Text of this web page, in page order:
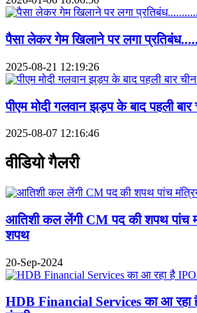
पैसा लेकर गेम खिलाने पर लगा
2025-08-21 12:19:26
पीएम मोदी गलवान झड़प के बाद पहली
2025-08-07 12:16:46
वीडियो गैलरी
आतिशी कल लेंगी CM पद की शपथ पांच
शपथ
20-Sep-2024
HDB Financial Services का आ रहा है